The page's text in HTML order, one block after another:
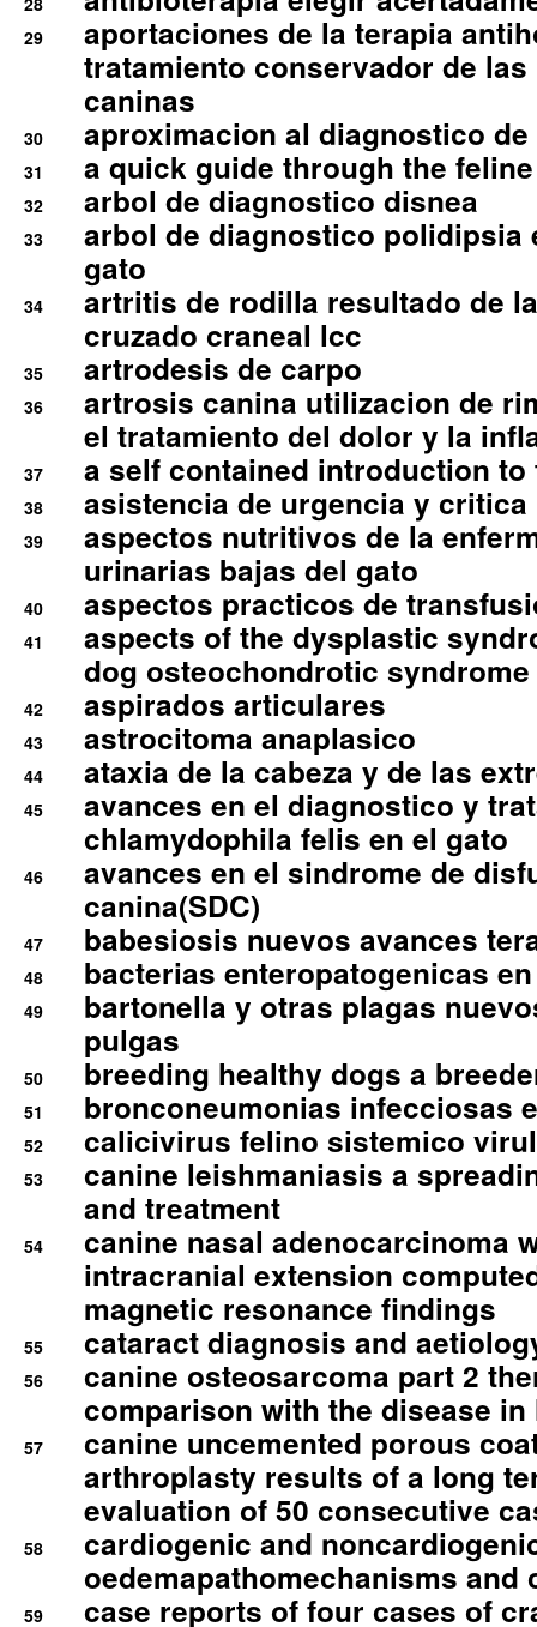
29
aportaciones de la terapia
tratamiento conservador de
caninas
30 aproximacion al diagnostico
31 a quick guide through the
32 arbol de diagnostico disnea
33
arbol de diagnostico polidipsia
gato
34
artritis de rodilla resultado de
cruzado craneal lcc
35 artrodesis de carpo
36
artrosis canina utilizacion de
el tratamiento del dolor y la
37 a self contained introduction
38 asistencia de urgencia y
39
aspectos nutritivos de la
urinarias bajas del gato
40 aspectos practicos de
41
aspects of the dysplastic
dog osteochondrotic syndrome
42 aspirados articulares
43 astrocitoma anaplasico
44 ataxia de la cabeza y de las
45
avances en el diagnostico y
chlamydophila felis en el gato
46
avances en el sindrome de
canina(SDC)
47 babesiosis nuevos avances
48 bacterias enteropatogenicas
49
bartonella y otras plagas
pulgas
50 breeding healthy dogs a
51 bronconeumonias infecciosas
52 calicivirus felino sistemico
53
canine leishmaniasis a
and treatment
54
canine nasal adenocarcinoma
intracranial extension
magnetic resonance findings
55 cataract diagnosis and
56
canine osteosarcoma part 2
comparison with the disease in
57
canine uncemented porous
arthroplasty results of a long
evaluation of 50 consecutive
58
cardiogenic and
oedemapathomechanisms and
59
case reports of four cases of